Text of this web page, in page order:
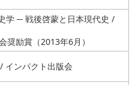
学 ─ 戦後啓蒙と日本現代史 /
奨励賞（2013年6月）
インパクト出版会